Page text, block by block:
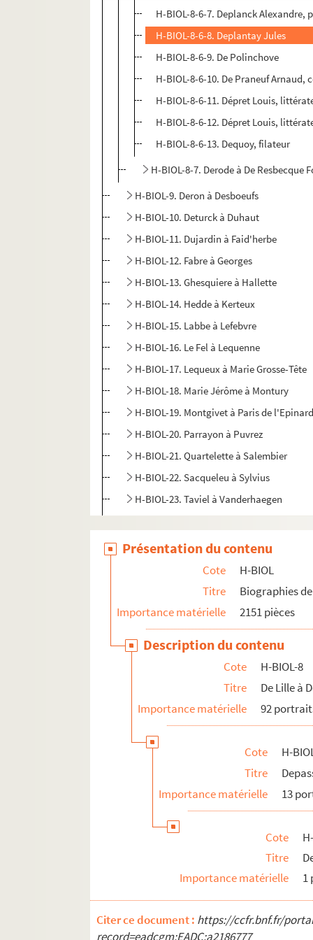
H-BIOL-8-6-7. Deplanck Alexandre,
H-BIOL-8-6-8. Deplantay Jules
H-BIOL-8-6-9. De Polinchove
H-BIOL-8-6-10. De Praneuf Arnaud,
H-BIOL-8-6-11. Dépret Louis,
H-BIOL-8-6-12. Dépret Louis,
H-BIOL-8-6-13. Dequoy, filateur
H-BIOL-8-7. Derode à De Resbecque
H-BIOL-9. Deron à Desboeufs
H-BIOL-10. Deturck à Duhaut
H-BIOL-11. Dujardin à Faid'herbe
H-BIOL-12. Fabre à Georges
H-BIOL-13. Ghesquiere à Hallette
H-BIOL-14. Hedde à Kerteux
H-BIOL-15. Labbe à Lefebvre
H-BIOL-16. Le Fel à Lequenne
H-BIOL-17. Lequeux à Marie Grosse-Tête
H-BIOL-18. Marie Jérôme à Montury
H-BIOL-19. Montgivet à Paris de
H-BIOL-20. Parrayon à Puvrez
H-BIOL-21. Quartelette à Salembier
H-BIOL-22. Sacqueleu à Sylvius
H-BIOL-23. Taviel à Vanderhaegen
Présentation du contenu
Cote
H-BIOL
Titre
Biographies
Importance matérielle
2151 pièces
Description du contenu
Cote
H-BIOL-8
Titre
De Lille à
Importance matérielle
92
Cote
H-
Titre
Importance matérielle
13
Cote
Titre
Importance matérielle
1
Citer ce document : https://ccfr.bnf.fr/
record=eadcgm:EADC:a2186777